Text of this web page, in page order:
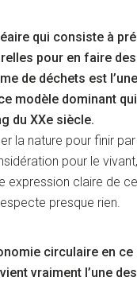
qui consiste à
pour en faire
de déchets est
modèle dominant
du XXe siècle.
la nature pour finir
pour le
expression claire de
presque rien.
circulaire en ce
vraiment l’une des